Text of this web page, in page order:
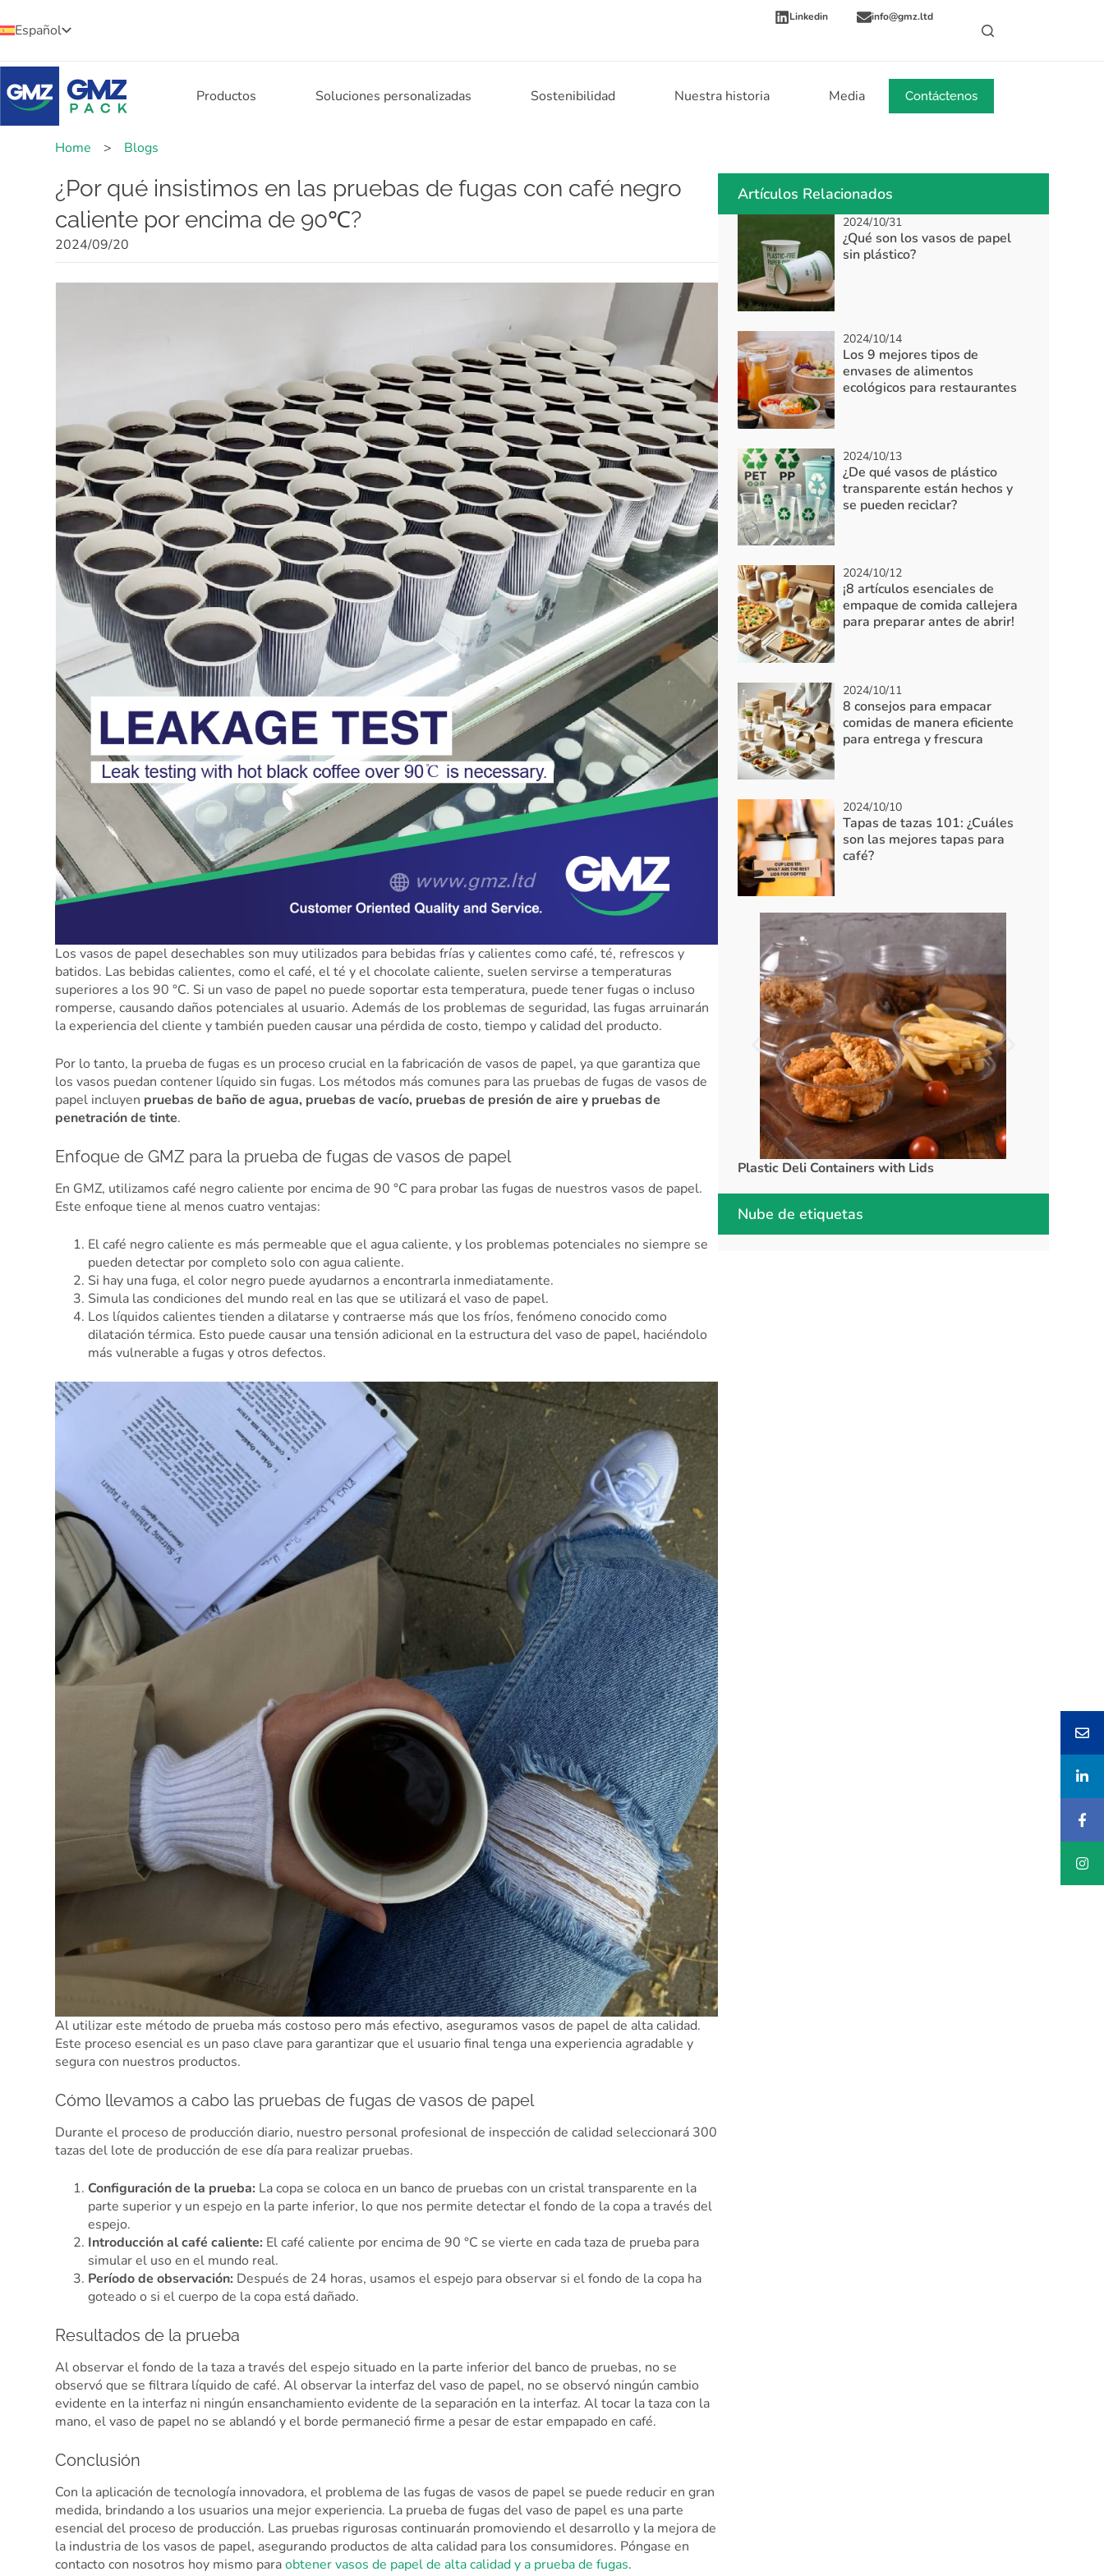
Español
Linkedin info@gmz.ltd
Productos Soluciones personalizadas Sostenibilidad Nuestra historia Media Noticias
Contáctenos
Home > Blogs
¿Por qué insistimos en las pruebas de fugas con café negro
caliente por encima de 90℃?
2024/09/20
Los vasos de papel desechables son muy utilizados para bebidas frías y calientes como café, té, refrescos y
batidos. Las bebidas calientes, como el café, el té y el chocolate caliente, suelen servirse a temperaturas
superiores a los 90 °C. Si un vaso de papel no puede soportar esta temperatura, puede tener fugas o incluso
romperse, causando daños potenciales al usuario. Además de los problemas de seguridad, las fugas arruinarán
la experiencia del cliente y también pueden causar una pérdida de costo, tiempo y calidad del producto.
Por lo tanto, la prueba de fugas es un proceso crucial en la fabricación de vasos de papel, ya que garantiza que
los vasos puedan contener líquido sin fugas. Los métodos más comunes para las pruebas de fugas de vasos de
papel incluyen pruebas de baño de agua, pruebas de vacío, pruebas de presión de aire y pruebas de
penetración de tinte.
Enfoque de GMZ para la prueba de fugas de vasos de papel
En GMZ, utilizamos café negro caliente por encima de 90 °C para probar las fugas de nuestros vasos de papel.
Este enfoque tiene al menos cuatro ventajas:
El café negro caliente es más permeable que el agua caliente, y los problemas potenciales no siempre se
pueden detectar por completo solo con agua caliente.
Si hay una fuga, el color negro puede ayudarnos a encontrarla inmediatamente.
Simula las condiciones del mundo real en las que se utilizará el vaso de papel.
Los líquidos calientes tienden a dilatarse y contraerse más que los fríos, fenómeno conocido como
dilatación térmica. Esto puede causar una tensión adicional en la estructura del vaso de papel, haciéndolo
más vulnerable a fugas y otros defectos.
Al utilizar este método de prueba más costoso pero más efectivo, aseguramos vasos de papel de alta calidad.
Este proceso esencial es un paso clave para garantizar que el usuario final tenga una experiencia agradable y
segura con nuestros productos.
Cómo llevamos a cabo las pruebas de fugas de vasos de papel
Durante el proceso de producción diario, nuestro personal profesional de inspección de calidad seleccionará 300
tazas del lote de producción de ese día para realizar pruebas.
Configuración de la prueba: La copa se coloca en un banco de pruebas con un cristal transparente en la
parte superior y un espejo en la parte inferior, lo que nos permite detectar el fondo de la copa a través del
espejo.
Introducción al café caliente: El café caliente por encima de 90 °C se vierte en cada taza de prueba para
simular el uso en el mundo real.
Período de observación: Después de 24 horas, usamos el espejo para observar si el fondo de la copa ha
goteado o si el cuerpo de la copa está dañado.
Resultados de la prueba
Al observar el fondo de la taza a través del espejo situado en la parte inferior del banco de pruebas, no se
observó que se filtrara líquido de café. Al observar la interfaz del vaso de papel, no se observó ningún cambio
evidente en la interfaz ni ningún ensanchamiento evidente de la separación en la interfaz. Al tocar la taza con la
mano, el vaso de papel no se ablandó y el borde permaneció firme a pesar de estar empapado en café.
Conclusión
Con la aplicación de tecnología innovadora, el problema de las fugas de vasos de papel se puede reducir en gran
medida, brindando a los usuarios una mejor experiencia. La prueba de fugas del vaso de papel es una parte
esencial del proceso de producción. Las pruebas rigurosas continuarán promoviendo el desarrollo y la mejora de
la industria de los vasos de papel, asegurando productos de alta calidad para los consumidores. Póngase en
contacto con nosotros hoy mismo paraobtener vasos de papel de alta calidad y a prueba de fugas.
Artículos Relacionados
2024/10/31
¿Qué son los vasos de papel
sin plástico?
2024/10/14
Los 9 mejores tipos de
envases de alimentos
ecológicos para restaurantes
2024/10/13
¿De qué vasos de plástico
transparente están hechos y
se pueden reciclar?
2024/10/12
¡8 artículos esenciales de
empaque de comida callejera
para preparar antes de abrir!
2024/10/11
8 consejos para empacar
comidas de manera eficiente
para entrega y frescura
2024/10/10
Tapas de tazas 101: ¿Cuáles
son las mejores tapas para
café?
Plastic Deli Containers with Lids
Nube de etiquetas